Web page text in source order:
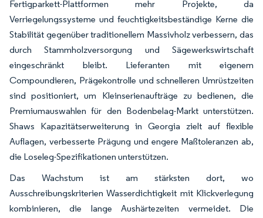
Fertigparkett-Plattformen mehr Projekte, da
Verriegelungssysteme und feuchtigkeitsbeständige Kerne die
Stabilität gegenüber traditionellem Massivholz verbessern, das
durch Stammholzversorgung und Sägewerkswirtschaft
eingeschränkt bleibt. Lieferanten mit eigenem
Compoundieren, Prägekontrolle und schnelleren Umrüstzeiten
sind positioniert, um Kleinserienaufträge zu bedienen, die
Premiumauswahlen für den Bodenbelag-Markt unterstützen.
Shaws Kapazitätserweiterung in Georgia zielt auf flexible
Auflagen, verbesserte Prägung und engere Maßtoleranzen ab,
die Loseleg-Spezifikationen unterstützen.
Das Wachstum ist am stärksten dort, wo
Ausschreibungskriterien Wasserdichtigkeit mit Klickverlegung
kombinieren, die lange Aushärtezeiten vermeidet. Die